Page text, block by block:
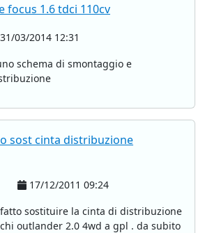
focus 1.6 tdci 110cv
03/2014 12:31
schema di smontaggio e
sost cinta distribuzione
17/12/2011 09:24
sostituire la cinta di distribuzione
outlander 2.0 4wd a gpl . da subito